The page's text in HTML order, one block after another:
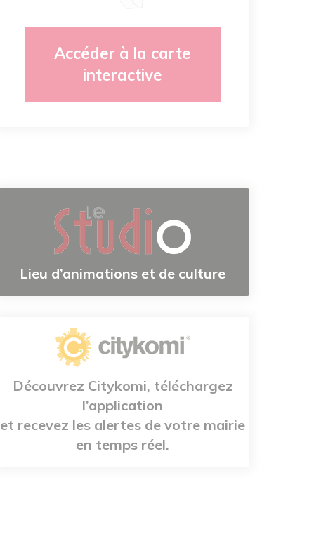
Accéder à la carte
interactive
Lieu d’animations et de culture
Découvrez Citykomi, téléchargez
l’application
et recevez les alertes de votre mairie
en temps réel.